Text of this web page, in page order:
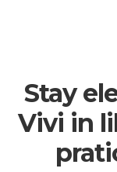
Stay
Vivi in